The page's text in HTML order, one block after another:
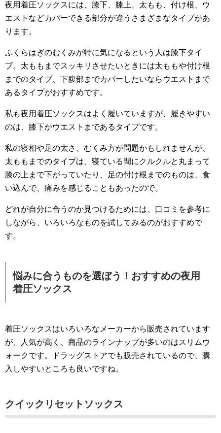
夜用着圧ソックスには、膝下、膝上、太もも、付け根、ウ
エストなどカバーできる部分が違うさまざまなタイプがあ
ります。
ふくらはぎのむくみが特に気になるという人は膝下タイ
プ。太ももまでスッキリさせたいときには太ももや付け根
までのタイプ、下腹部までカバーしたいならウエストまで
あるタイプがおすすめです。
私も夜用着圧ソックスはよく履いていますが、履きやすい
のは、膝下かウエストまであるタイプです。
私の寝相や足の太さ、むくみ方が問題かもしれませんが、
太ももまでのタイプは、寝ている間にクルクルと丸まって
膝の上まで下がっていたり、足の付け根までのものは、食
い込んで、痛みを感じることもあったので。
どれが自分に合うのか見つけるためには、口コミを参考に
しながら、いろいろなものを試してみるのがおすすめで
す。
悩みに合うものを選ぼう！おすすめの夜用
着圧ソックス
着圧ソックスはいろいろなメーカーから販売されています
が、人気が高く、商品のラインナップが多いのはスリムウ
ォークです。ドラッグストアでも販売されているので、購
入しやすいところも良いですね。
クイックリセットソックス